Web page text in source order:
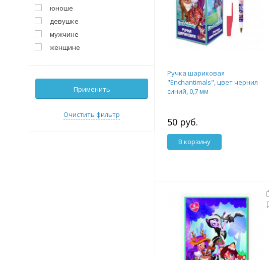
юноше
девушке
мужчине
женщине
Применить
Очистить фильтр
Ручка шариковая
"Enchantimals", цвет чернил
синий, 0,7 мм
50 руб.
В корзину